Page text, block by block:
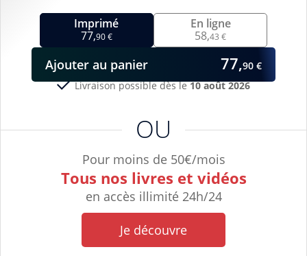
Imprimé
77,90 €
OU
Pour moins de 50€/mois
Tous nos livres et vidéos
en accès illimité 24h/24
Je découvre
Livraison possible dès le10 août 2026
En ligne
58,43 €
Ajouter au panier 77,90 €